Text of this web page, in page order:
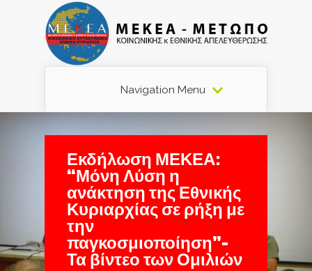
Navigation Menu
Εκδήλωση ΜΕΚΕΑ:
“Μόνη Λύση η
ανάκτηση της Εθνικής
Κυριαρχίας σε ρήξη με
την
παγκοσμιοποίηση”-
Τα βίντεο των Ομιλιών